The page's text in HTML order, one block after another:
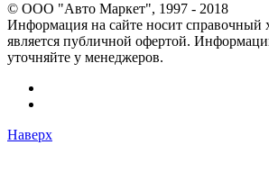
© OOO "Авто Маркет", 1997 - 2018
Информация на сайте носит справочный
является публичной офертой.
уточняйте у менеджеров.
Наверх